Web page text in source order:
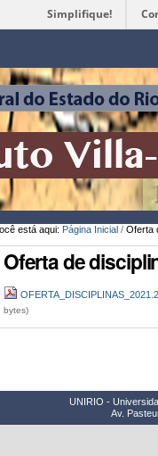
Simplifique!
está aqui: Página Inicial / Oferta
Oferta de
bytes)
UNIRIO -
Av.